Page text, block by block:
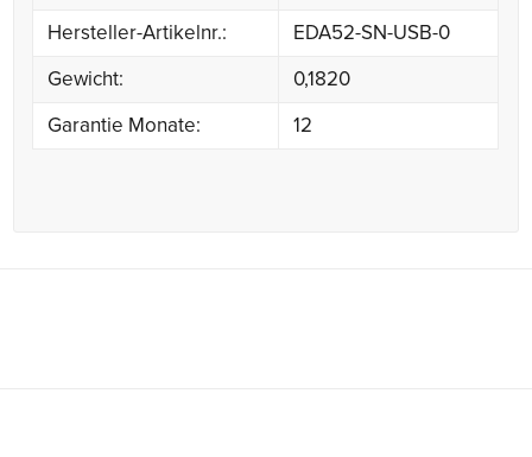
Hersteller-Artikelnr.:
EDA52-SN-USB-0
Gewicht:
0,1820
Garantie Monate:
12